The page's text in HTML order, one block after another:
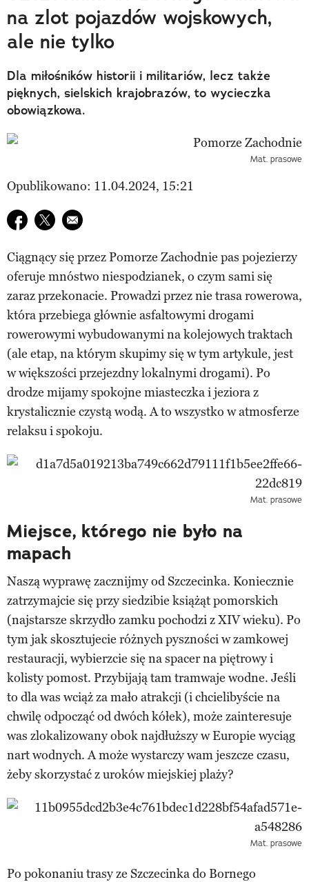
na zlot pojazdów wojskowych,
ale nie tylko
Dla miłośników historii i militariów, lecz także
pięknych, sielskich krajobrazów, to wycieczka
obowiązkowa.
Mat. prasowe
Opublikowano: 11.04.2024, 15:21
Udostępnij na facebook
Udostępnij na twitter
E-mail do przyjaciela
Ciągnący się przez Pomorze Zachodnie pas pojezierzy
oferuje mnóstwo niespodzianek, o czym sami się
zaraz przekonacie. Prowadzi przez nie trasa rowerowa,
która przebiega głównie asfaltowymi drogami
rowerowymi wybudowanymi na kolejowych traktach
(ale etap, na którym skupimy się w tym artykule, jest
w większości przejezdny lokalnymi drogami). Po
drodze mijamy spokojne miasteczka i jeziora z
krystalicznie czystą wodą. A to wszystko w atmosferze
relaksu i spokoju.
Mat. prasowe
Miejsce, którego nie było na
mapach
Naszą wyprawę zacznijmy od Szczecinka. Koniecznie
zatrzymajcie się przy siedzibie książąt pomorskich
(najstarsze skrzydło zamku pochodzi z XIV wieku). Po
tym jak skosztujecie różnych pyszności w zamkowej
restauracji, wybierzcie się na spacer na piętrowy i
kolisty pomost. Przybijają tam tramwaje wodne. Jeśli
to dla was wciąż za mało atrakcji (i chcielibyście na
chwilę odpocząć od dwóch kółek), może zainteresuje
was zlokalizowany obok najdłuższy w Europie wyciąg
nart wodnych. A może wystarczy wam jeszcze czasu,
żeby skorzystać z uroków miejskiej plaży?
Mat. prasowe
Po pokonaniu trasy ze Szczecinka do Bornego